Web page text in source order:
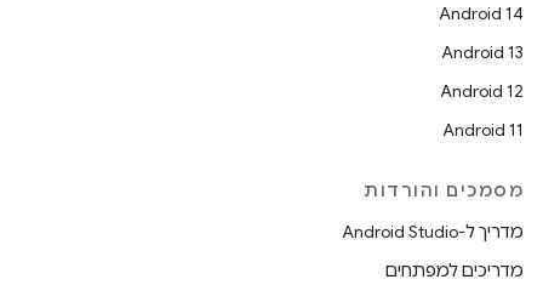
Android 14
Android 13
Android 12
Android 11
מסמכים והורדות
מדריך ל-Android Studio
מדריכים למפתחים